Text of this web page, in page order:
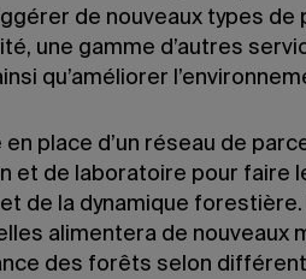
de nouveaux types de
une gamme d’autres
qu’améliorer
place d’un réseau de
et de laboratoire pour faire
de la dynamique forestière.
alimentera de nouveaux
des forêts selon